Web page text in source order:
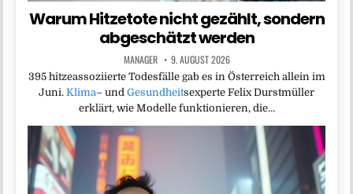
Warum Hitzetote nicht gezählt, sondern
abgeschätzt werden
MANAGER 9. AUGUST 2026
395 hitzeassoziierte Todesfälle gab es in Österreich allein im
Juni. Klima– und Gesundheitsexperte Felix Durstmüller
erklärt, wie Modelle funktionieren, die…